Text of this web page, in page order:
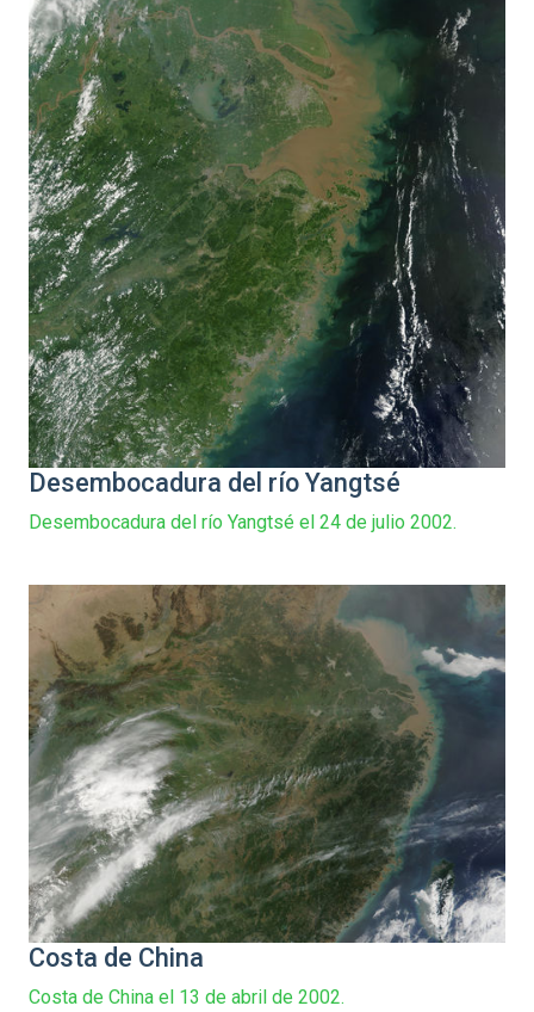
Desembocadura del río Yangtsé
Desembocadura del río Yangtsé el 24 de julio 2002.
Costa de China
Costa de China el 13 de abril de 2002.